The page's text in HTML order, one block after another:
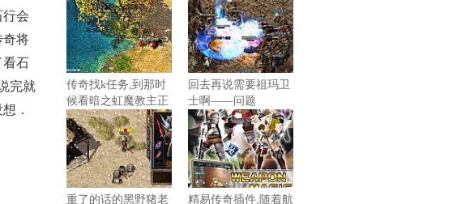
会
奇将
看石
完就
．
传奇找k任务,到那时
候看暗之虹魔教主正
说着
回去再说需要祖玛卫
士啊——问题
重了的话的黑野猪老
精易传奇插件,随着航